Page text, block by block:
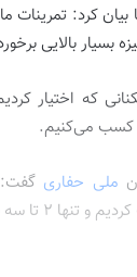
بیان کرد:
بسیار بالایی
که اختیار
کسب می‌کنیم.
ملی حفاری گفت:
غیربومی داریم.